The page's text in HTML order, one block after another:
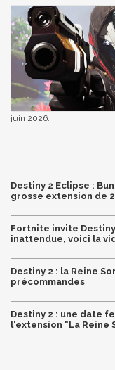
juin 2026.
Destiny 2 Eclipse :
grosse extension de
Fortnite invite
inattendue, voici la
Destiny 2 : la Reine
précommandes
Destiny 2 : une date
l'extension "La Reine